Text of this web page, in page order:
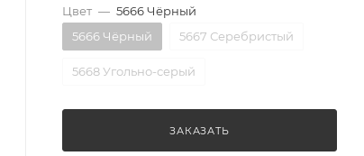
Цвет — 5666 Чёрный
5666 Чёрный
5667 Серебристый
5668 Угольно-серый
ЗАКАЗАТЬ